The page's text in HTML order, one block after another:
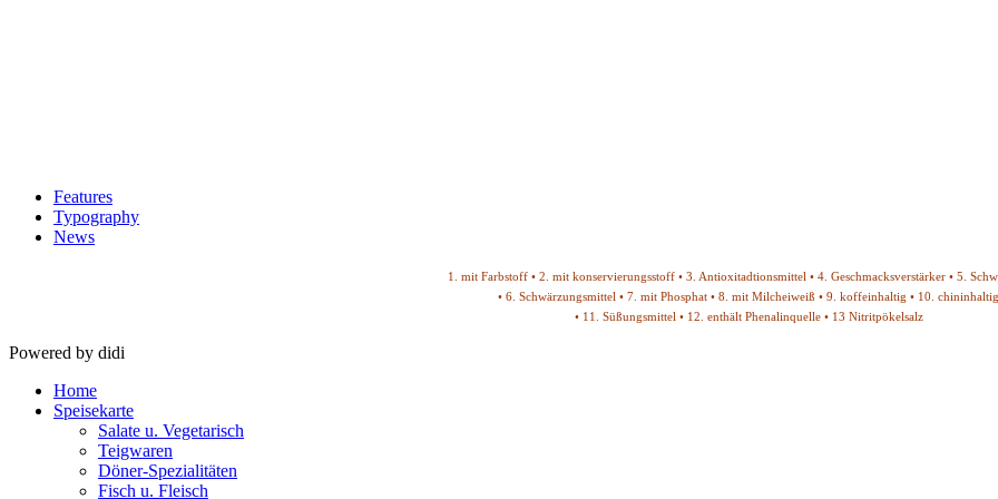
Features
Typography
News
1. mit Farbstoff • 2. mit konservierungsstoff • 3. Antioxitadtionsmittel • 4. Geschmacksverstärker • 5.
• 6. Schwärzungsmittel • 7. mit Phosphat • 8. mit Milcheiweiß • 9. koffeinhaltig • 10. chininhaltig
• 11. Süßungsmittel • 12. enthält Phenalinquelle • 13 Nitritpökelsalz
Powered by didi
Home
Speisekarte
Salate u. Vegetarisch
Teigwaren
Döner-Spezialitäten
Fisch u. Fleisch